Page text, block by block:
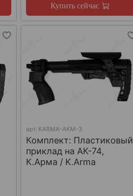
Купить сейчас
арт. KARMA-AKM-3
Комплект: Пластиковый
приклад на АК-74,
К.Арма / K.Arma